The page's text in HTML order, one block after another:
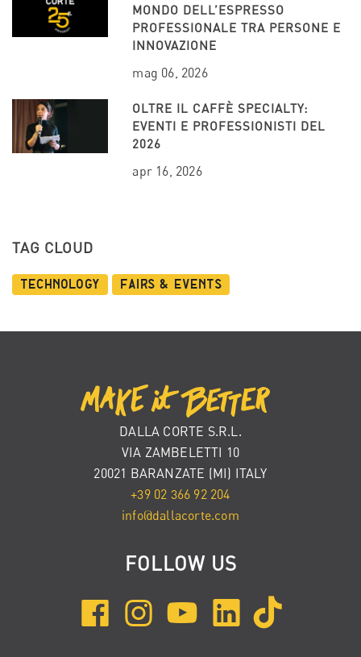
MONDO DELL’ESPRESSO
PROFESSIONALE TRA PERSONE E
INNOVAZIONE
mag 06, 2026
OLTRE IL CAFFÈ SPECIALTY:
EVENTI E PROFESSIONISTI DEL
2026
apr 16, 2026
TAG CLOUD
Technology Fairs & Events
DALLA CORTE S.R.L.
VIA ZAMBELETTI 10
20021 BARANZATE (MI) ITALY
+39 02 366 92 204
info@dallacorte.com
FOLLOW US